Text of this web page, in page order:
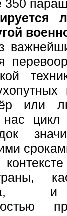
350
или
цикл